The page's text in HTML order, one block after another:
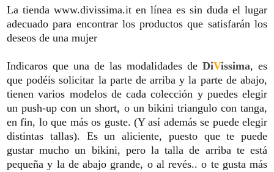
La tienda www.divissima.it en línea es sin duda el lugar
adecuado para encontrar los productos que satisfarán los
deseos de una mujer
Indicaros que una de las modalidades de DiVissima, es
que podéis solicitar la parte de arriba y la parte de abajo,
tienen varios modelos de cada colección y puedes elegir
un push-up con un short, o un bikini triangulo con tanga,
en fin, lo que más os guste. (Y así además se puede elegir
distintas tallas). Es un aliciente, puesto que te puede
gustar mucho un bikini, pero la talla de arriba te está
pequeña y la de abajo grande, o al revés.. o te gusta más